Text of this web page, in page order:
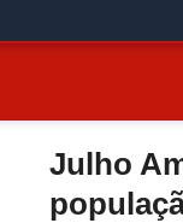
Julho